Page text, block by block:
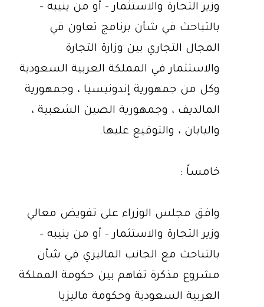
وزير التجارة والاستثمار - أو من ينيبه -
بالتباحث في شأن برنامج تعاون في
المجال التجاري بين وزارة التجارة
والاستثمار في المملكة العربية السعودية
وكل من جمهورية إندونيسيا ، وجمهورية
المالديف ، وجمهورية الصين الشعبية ،
واليابان ، والتوقيع عليها.
خامساً :
وافق مجلس الوزراء على تفويض معالي
وزير التجارة والاستثمار - أو من ينيبه -
بالتباحث مع الجانب الماليزي في شأن
مشروع مذكرة تفاهم بين حكومة المملكة
العربية السعودية وحكومة ماليزيا